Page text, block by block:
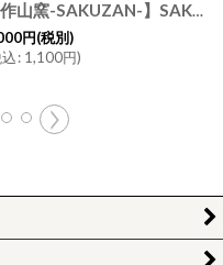
【作山窯-SAKUZAN-】SAKUZAN DAYS Sara Stripe Plate SS ストライププレートSS リム皿/お皿 10m/サラ/プレート/豆皿/醤油皿/小皿/カフェ/磁器/日本製/陶器
円(税別)
: 1,100円)